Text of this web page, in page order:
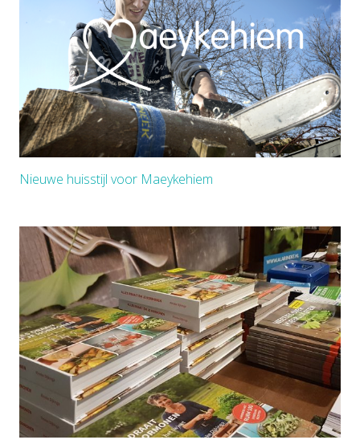
Nieuwe huisstijl voor Maeykehiem